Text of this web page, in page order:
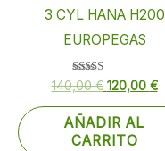
3 CYL HANA H200
EUROPEGAS
Valorado
con
5.00
de 5
140,00€ 120,00 €
AÑADIR AL
CARRITO